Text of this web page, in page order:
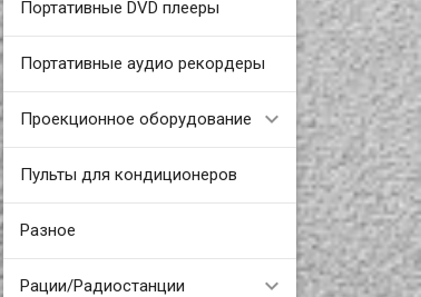
Портативные DVD плееры
Портативные аудио рекордеры
Проекционное оборудование
Пульты для кондиционеров
Разное
Рации/Радиостанции